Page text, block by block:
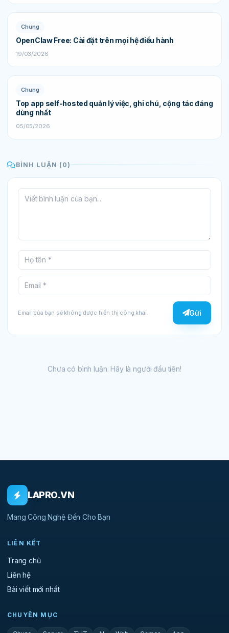
Chung
OpenClaw Free: Cài đặt trên mọi hệ điều hành
19/03/2026
Chung
Top app self-hosted quản lý việc, ghi chú, cộng tác đáng
dùng nhất
05/05/2026
BÌNH LUẬN (0)
Email của bạn sẽ không được hiển thị công khai. Gửi
Chưa có bình luận. Hãy là người đầu tiên!
LAPRO.VN
Mang Công Nghệ Đến Cho Bạn
LIÊN KẾT
Trang chủ
Liên hệ
Bài viết mới nhất
CHUYÊN MỤC